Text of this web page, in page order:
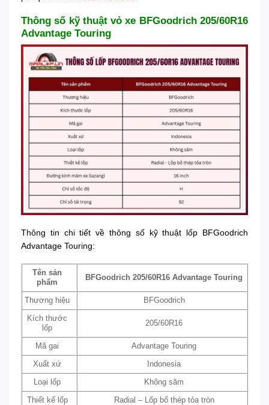
Thông số kỹ thuật vỏ xe BFGoodrich 205/60R16
Advantage Touring
Thông tin chi tiết về thông số kỹ thuật lốp BFGoodrich
Advantage Touring:
Tên sản
phẩm
BFGoodrich 205/60R16 Advantage Touring
Thương hiệu BFGoodrich
Kích thước
lốp
205/60R16
Mã gai Advantage Touring
Xuất xứ Indonesia
Loại lốp Không săm
Thiết kế lốp Radial – Lốp bố thép tỏa tròn